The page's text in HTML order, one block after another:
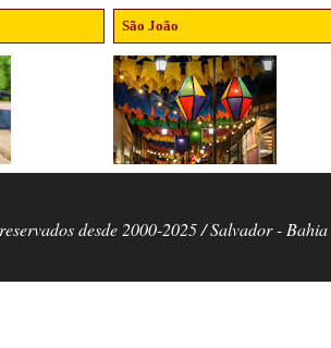
São João
desde 2000-2025 / Salvador -